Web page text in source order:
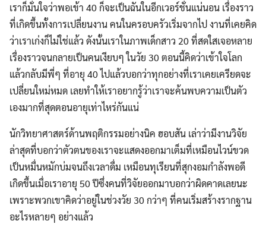
เราก็มั่นใจว่าพอเข้า 40 ก็จะเป็นฉันในอีกเวอร์ชั่นแน่นอน เรื่องราว
ที่เกิดขึ้นทั้งการเปลี่ยนงาน คนในครอบครัวเริ่มจากไป งานที่เคยคิด
ว่าเราเก่งก็ไม่ใช่แล้ว ดังนั้นเราในภาพเด็กสาว 20 ที่สดใสเจอหลาย
เรื่องราวจนกลายเป็นคนเงียบๆ ในวัย 30 ตอนนี้คิดว่าเข้าใจโลก
แล้วกลับมีพี่ๆ ที่อายุ 40 ไปแล้วบอกว่าทุกอย่างที่เราเคยเครียดจะ
เปลี่ยนใหม่หมด เลยทำให้เราอยากรู้ว่าเราจะค้นพบความเป็นตัว
เองมากที่สุดตอนอายุเท่าไหร่กันแน่
นักวิทยาศาสตร์ด้านพฤติกรรมอย่างนิค ฮอบสัน เล่าว่ามีงานวิจัย
ล่าสุดที่บอกว่าตัวตนของเราจะแสดงออกมาเต็มที่เหมือนไวน์ขวด
เป็นหมื่นหมักบ่มจนถึงเวลาดื่ม เหมือนทุเรียนที่สุกงอมกำลังพอดี
เกิดขึ้นเมื่อเราอายุ 50 ปีซึ่งคนที่วิจัยออกมาบอกว่าผิดคาดเลยนะ
เพราะพวกเขาคิดว่าอยู่ในช่วงวัย 30 กว่าๆ ที่คนเริ่มสร้างรากฐาน
อะไรหลายๆ อย่างแล้ว